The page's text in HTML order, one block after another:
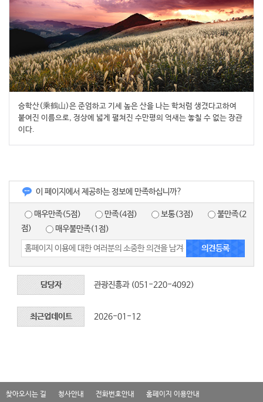
승학산(乘鶴山)은 준엄하고 기세 높은 산을 나는 학처럼 생겼다고하여
붙여진 이름으로, 정상에 넓게 펼쳐진 수만평의 억새는 놓칠 수 없는 장관
이다.
이 페이지에서 제공하는 정보에 만족하십니까?
매우만족(5점) 만족(4점) 보통(3점)
점)
매우불만족(1점)
담당자 관광진흥과 (051-220-4092)
최근업데이트 2026-01-12
찾아오시는 길 청사안내 전화번호안내 홈페이지 이용안내